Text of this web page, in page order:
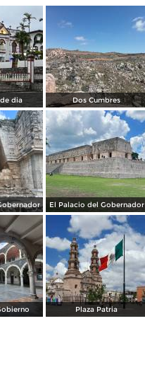
dia Dos Cumbres
El Palacio del Gobernador
Plaza Patria